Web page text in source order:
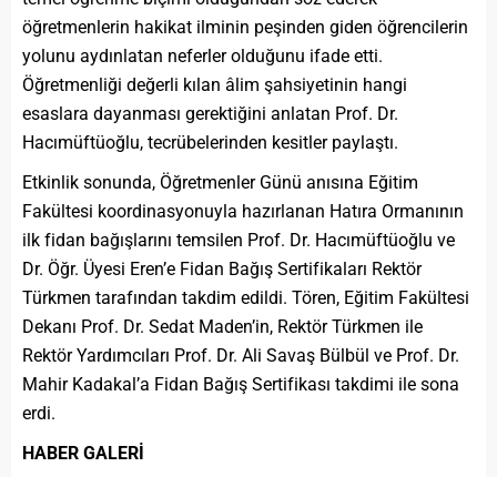
öğretmenlerin hakikat ilminin peşinden giden öğrencilerin
yolunu aydınlatan neferler olduğunu ifade etti.
Öğretmenliği değerli kılan âlim şahsiyetinin hangi
esaslara dayanması gerektiğini anlatan Prof. Dr.
Hacımüftüoğlu, tecrübelerinden kesitler paylaştı.
Etkinlik sonunda, Öğretmenler Günü anısına Eğitim
Fakültesi koordinasyonuyla hazırlanan Hatıra Ormanının
ilk fidan bağışlarını temsilen Prof. Dr. Hacımüftüoğlu ve
Dr. Öğr. Üyesi Eren’e Fidan Bağış Sertifikaları Rektör
Türkmen tarafından takdim edildi. Tören, Eğitim Fakültesi
Dekanı Prof. Dr. Sedat Maden’in, Rektör Türkmen ile
Rektör Yardımcıları Prof. Dr. Ali Savaş Bülbül ve Prof. Dr.
Mahir Kadakal’a Fidan Bağış Sertifikası takdimi ile sona
erdi.
HABER GALERİ